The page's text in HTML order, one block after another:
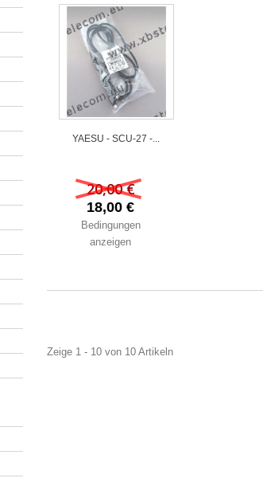
YAESU - SCU-27 -...
20,00 €
18,00 €
Bedingungen
anzeigen
Zeige 1 - 10 von 10 Artikeln